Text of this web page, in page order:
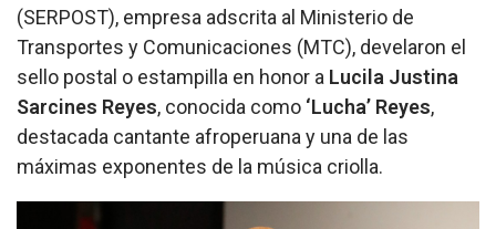
(SERPOST), empresa adscrita al Ministerio de
Transportes y Comunicaciones (MTC), develaron el
sello postal o estampilla en honor a Lucila Justina
Sarcines Reyes, conocida como ‘Lucha’ Reyes,
destacada cantante afroperuana y una de las
máximas exponentes de la música criolla.